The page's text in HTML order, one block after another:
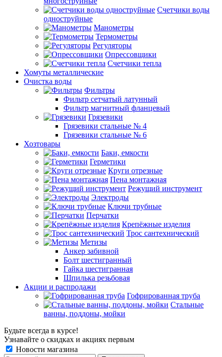
Счетчики воды
одноструйные
Манометры
Термометры
Регуляторы
Опрессовщики
Счетчики тепла
Хомуты металлические
Очистка воды
Фильтры
Фильтр сетчатый латунный
Фильтр магнитный фланцевый
Грязевики
Грязевики стальные № 4
Грязевики стальные № 6
Хозтовары
Баки, емкости
Герметики
Круги отрезные
Пена монтажная
Режущий инструмент
Электроды
Ключи трубные
Перчатки
Крепёжные изделия
Трос сантехнический
Метизы
Анкер забивной
Болт шестигранный
Гайка шестигранная
Шпилька резьбовая
Акции и распродажи
Гофрированная труба
Стальные
ванны, поддоны, мойки
Будьте всегда в курсе!
Узнавайте о скидках и акциях первым
Новости магазина